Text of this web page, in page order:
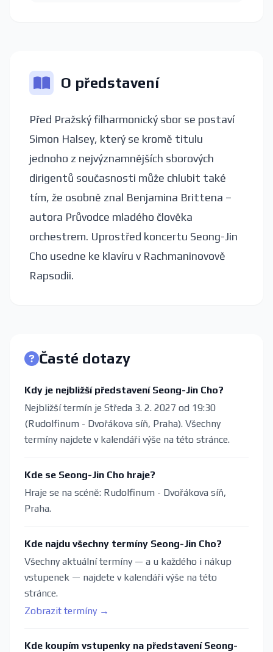
O představení
Před Pražský filharmonický sbor se postaví
Simon Halsey, který se kromě titulu
jednoho z nejvýznamnějších sborových
dirigentů současnosti může chlubit také
tím, že osobně znal Benjamina Brittena –
autora Průvodce mladého člověka
orchestrem. Uprostřed koncertu Seong-Jin
Cho usedne ke klavíru v Rachmaninovově
Rapsodii.
Časté dotazy
Kdy je nejbližší představení Seong-Jin Cho?
Nejbližší termín je Středa 3. 2. 2027 od 19:30
(Rudolfinum - Dvořákova síň, Praha). Všechny
termíny najdete v kalendáři výše na této stránce.
Kde se Seong-Jin Cho hraje?
Hraje se na scéně: Rudolfinum - Dvořákova síň,
Praha.
Kde najdu všechny termíny Seong-Jin Cho?
Všechny aktuální termíny — a u každého i nákup
vstupenek — najdete v kalendáři výše na této
stránce.
Zobrazit termíny →
Kde koupím vstupenky na představení Seong-